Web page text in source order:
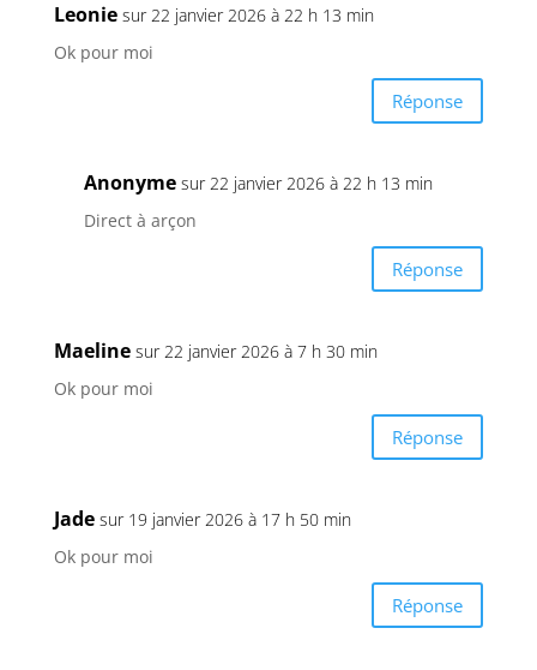
Leonie sur 22 janvier 2026 à 22 h 13 min
Ok pour moi
Réponse
Anonyme sur 22 janvier 2026 à 22 h 13 min
Direct à arçon
Réponse
Maeline sur 22 janvier 2026 à 7 h 30 min
Ok pour moi
Réponse
Jade sur 19 janvier 2026 à 17 h 50 min
Ok pour moi
Réponse